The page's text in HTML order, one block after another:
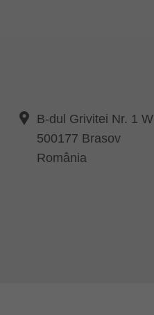
B-dul Grivitei Nr. 1 W
500177 Brasov
România